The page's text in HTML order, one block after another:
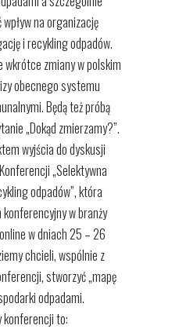
na organizację
i recykling odpadów.
wkrótce zmiany w polskim
obecnego systemu
Będą też próbą
„Dokąd zmierzamy?”.
wyjścia do dyskusji
„Selektywna
odpadów”, która
w branży
w dniach 25 – 26
chcieli, wspólnie z
stworzyć „mapę
odpadami.
konferencji to: